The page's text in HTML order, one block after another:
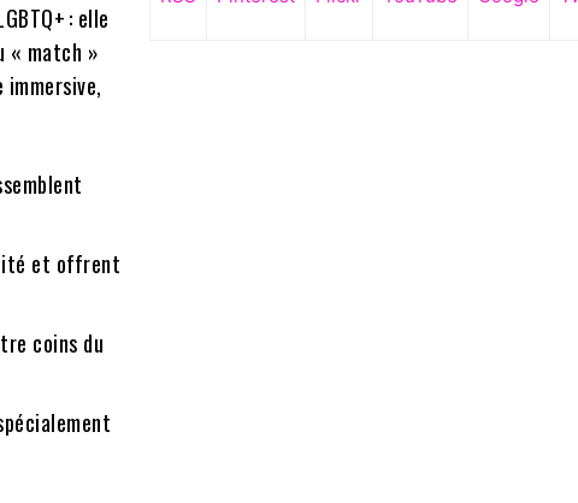
: elle
« match »
et offrent
coins du